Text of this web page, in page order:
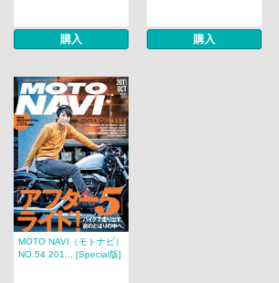
購入 購入
MOTO NAVI（モトナビ）
NO.54 201... [Special版]